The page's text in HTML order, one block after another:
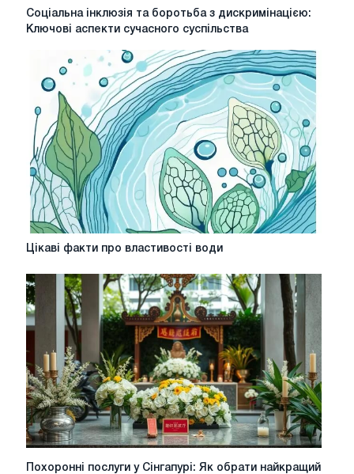
Соціальна
інклюзія
боротьба
дискримінацією:
Ключові
аспекти
сучасного
суспільства
Соціальна інклюзія та боротьба з дискримінацією:
Ключові аспекти сучасного суспільства
Цікаві
про
властивості
води
Цікаві факти про властивості води
Похоронні
Похоронні послуги у Сінгапурі: Як обрати найкращий